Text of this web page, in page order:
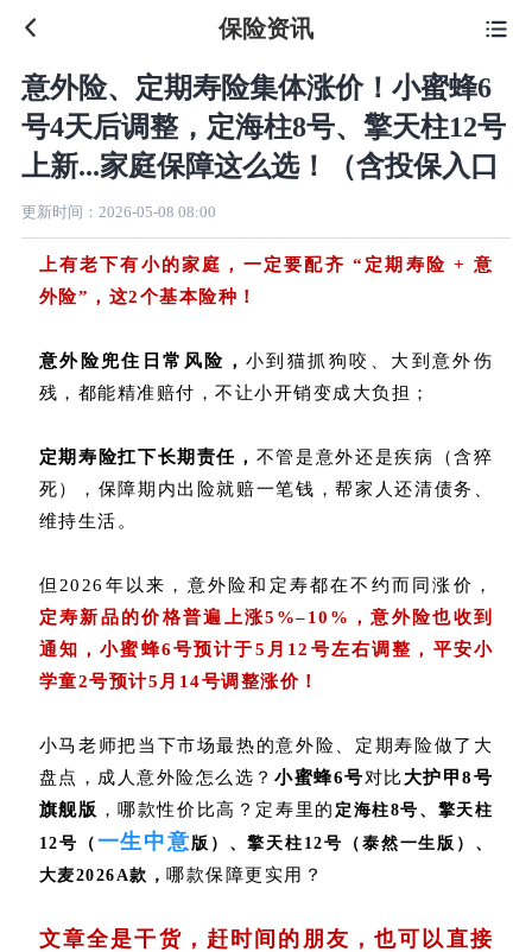
 保险资讯
意外险、定期寿险集体涨价！小蜜蜂6
号4天后调整，定海柱8号、擎天柱12号
上新...家庭保障这么选！（含投保入口
更新时间： 2026-05-08 08:00
上有老下有小的家庭，一定要配齐 “定期寿险 + 意
外险”，这2个基本险种！
意外险兜住 日常风 险，小到猫抓狗咬、大到意外伤
残，都能精准赔付，不让小开销变成大负担；
定期寿险扛下长期责任， 不管是意外还是疾病（含猝
死），保障期内出险就赔一笔钱，帮家人还清债务、
维持生活。
但2026年以来，意外险和定寿都在不约而同涨价，
定寿新品的价格普遍上涨5%–10%，意外险也收到
通知，小蜜蜂6号预计于5月12号左右调整，平安小
学童2号预计5月14号调整涨价！
小马老师把当下市场最热的意外险、定期寿险做了大
盘点，成人意外险怎么选？小蜜蜂6号对比 大护甲8号
旗舰版 ，哪款性价比高？定寿里的 定海柱8号、擎天柱
12号（ 一生中意 版）、擎天柱12号（泰然一生版）、
大麦2026A款， 哪款保障更实用？
文章全是干货，赶时间的朋友，也可以直接